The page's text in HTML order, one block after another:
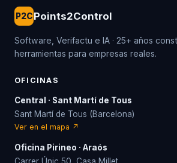
P2CPoints2Control
Software, Verifactu e IA · 25+ años
herramientas para empresas reales.
OFICINAS
Central · Sant Martí de Tous
Sant Martí de Tous (Barcelona)
Ver en el mapa ↗
Oficina Pirineo · Araós